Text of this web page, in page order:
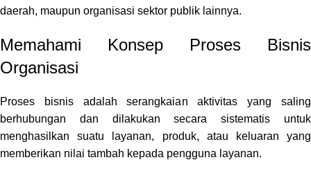
daerah, maupun organisasi sektor publik lainnya.
Memahami Konsep Proses Bisnis
Organisasi
Proses bisnis adalah serangkaian aktivitas yang saling
berhubungan dan dilakukan secara sistematis untuk
menghasilkan suatu layanan, produk, atau keluaran yang
memberikan nilai tambah kepada pengguna layanan.